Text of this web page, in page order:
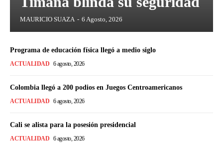
MAURICIO SUAZA - 6 Agosto, 2026
Programa de educación física llegó a medio siglo
ACTUALIDAD 6 agosto, 2026
Colombia llegó a 200 podios en Juegos Centroamericanos
ACTUALIDAD 6 agosto, 2026
Cali se alista para la posesión presidencial
ACTUALIDAD 6 agosto, 2026